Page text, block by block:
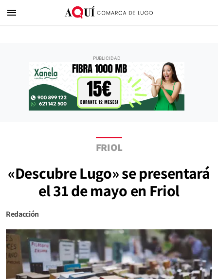
menu
FRIOL
«Descubre Lugo» se presentará
el 31 de mayo en Friol
Redacción